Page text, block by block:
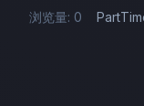
浏览量: 0